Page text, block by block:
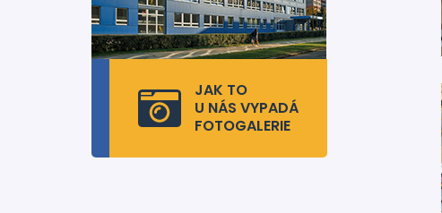
JAK TO
U NÁS VYPADÁ
FOTOGALERIE